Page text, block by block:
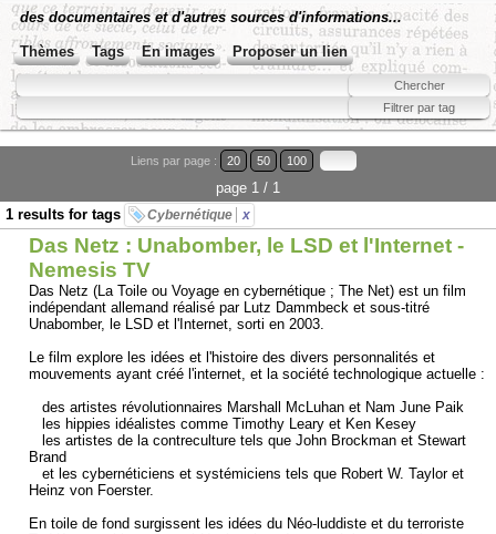
des documentaires et d'autres sources d'informations...
Thèmes Tags En images Proposer un lien
Liens par page : 20 50 100
page 1 / 1
1 results for tags
Cybernétique x
Das Netz : Unabomber, le LSD et l'Internet -
Nemesis TV
Das Netz (La Toile ou Voyage en cybernétique ; The Net) est un film
indépendant allemand réalisé par Lutz Dammbeck et sous-titré
Unabomber, le LSD et l'Internet, sorti en 2003.
Le film explore les idées et l'histoire des divers personnalités et
mouvements ayant créé l'internet, et la société technologique actuelle :
des artistes révolutionnaires Marshall McLuhan et Nam June Paik
les hippies idéalistes comme Timothy Leary et Ken Kesey
les artistes de la contreculture tels que John Brockman et Stewart
Brand
et les cybernéticiens et systémiciens tels que Robert W. Taylor et
Heinz von Foerster.
En toile de fond surgissent les idées du Néo-luddiste et du terroriste